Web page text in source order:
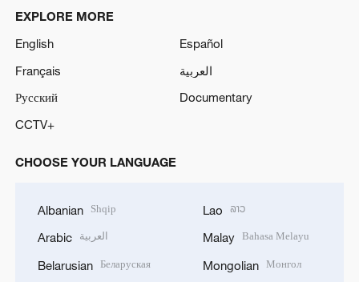
EXPLORE MORE
English
Español
Français
العربية
Русский
Documentary
CCTV+
CHOOSE YOUR LANGUAGE
Albanian Shqip
Arabic العربية
Belarusian Беларуская
Lao ລາວ
Malay Bahasa Melayu
Mongolian Монгол